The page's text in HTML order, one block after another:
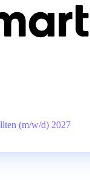
(m/w/d) 2027